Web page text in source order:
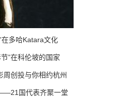
400亿：电影院的
史、喜剧、科幻、动
的《火遮眼》，该有的
多哈Katara文化
”在科伦坡的国家